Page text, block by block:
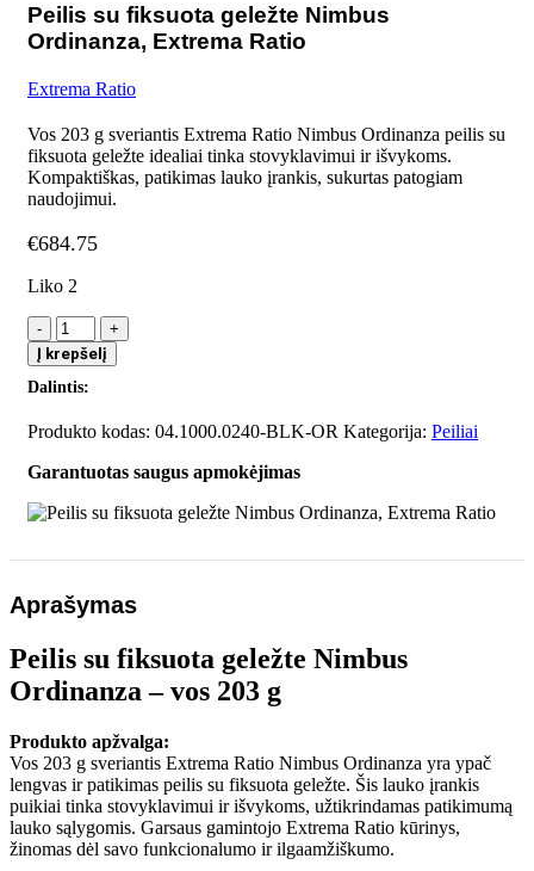
Peilis su fiksuota geležte Nimbus
Ordinanza, Extrema Ratio
Extrema Ratio
Vos 203 g sveriantis Extrema Ratio Nimbus Ordinanza peilis su
fiksuota geležte idealiai tinka stovyklavimui ir išvykoms.
Kompaktiškas, patikimas lauko įrankis, sukurtas patogiam
naudojimui.
€684.75
Liko 2
produkto
kiekis:
Peilis
su
geležte
Ordinanza,
Ratio
Į krepšelį
Dalintis:
Produkto kodas: 04.1000.0240-BLK-OR Kategorija: Peiliai
Garantuotas saugus apmokėjimas
Aprašymas
Peilis su fiksuota geležte Nimbus
Ordinanza – vos 203 g
Produkto apžvalga:
Vos 203 g sveriantis Extrema Ratio Nimbus Ordinanza yra ypač
lengvas ir patikimas peilis su fiksuota geležte. Šis lauko įrankis
puikiai tinka stovyklavimui ir išvykoms, užtikrindamas patikimumą
lauko sąlygomis. Garsaus gamintojo Extrema Ratio kūrinys,
žinomas dėl savo funkcionalumo ir ilgaamžiškumo.